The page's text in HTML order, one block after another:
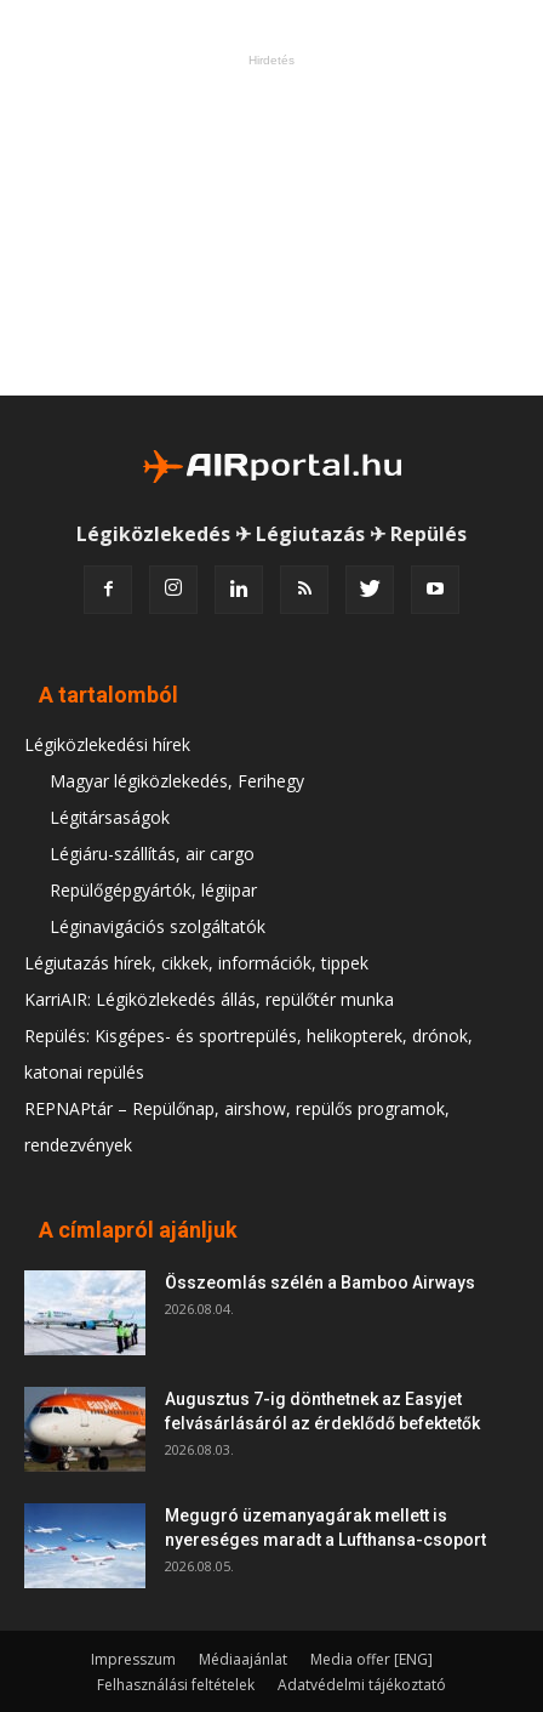
Hirdetés
Légiközlekedés ✈ Légiutazás ✈ Repülés
A tartalomból
Légiközlekedési hírek
Magyar légiközlekedés, Ferihegy
Légitársaságok
Légiáru-szállítás, air cargo
Repülőgépgyártók, légiipar
Léginavigációs szolgáltatók
Légiutazás hírek, cikkek, információk, tippek
KarriAIR: Légiközlekedés állás, repülőtér munka
Repülés: Kisgépes- és sportrepülés, helikopterek, drónok,
katonai repülés
REPNAPtár – Repülőnap, airshow, repülős programok,
rendezvények
A címlapról ajánljuk
Összeomlás szélén a Bamboo Airways
2026.08.04.
Augusztus 7-ig dönthetnek az Easyjet
felvásárlásáról az érdeklődő befektetők
2026.08.03.
Megugró üzemanyagárak mellett is
nyereséges maradt a Lufthansa-csoport
2026.08.05.
Impresszum Médiaajánlat
Media offer [ENG]
Felhasználási feltételek
Adatvédelmi tájékoztató